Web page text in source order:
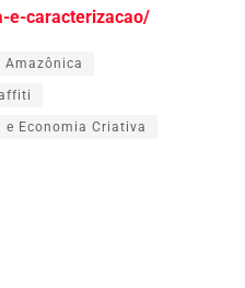
e-caracterizacao/
Amazônica
e Economia Criativa